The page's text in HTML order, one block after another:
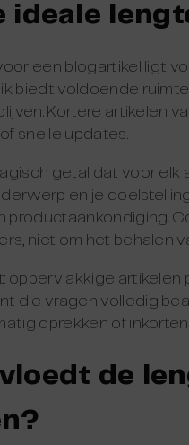
ideale
een blogartikel ligt
biedt voldoende
Kortere artikelen
snelle updates.
getal dat voor
en je
productaankondiging.
niet om het behalen
oppervlakkige
die vragen volledig
oprekken of inkorten
de